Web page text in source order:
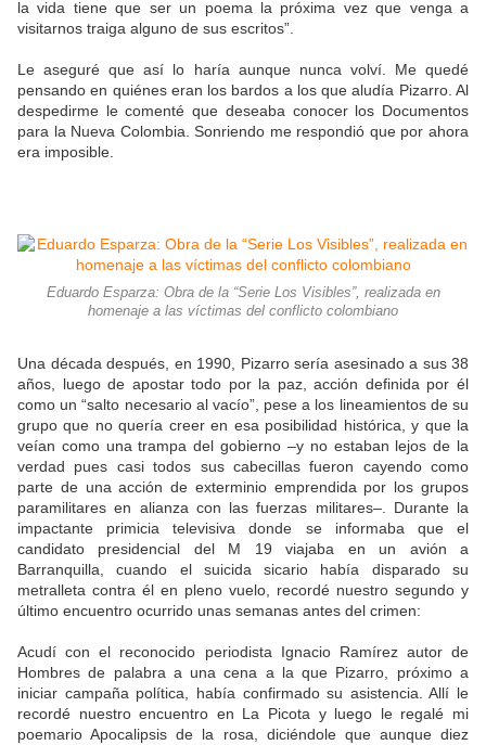
la vida tiene que ser un poema la próxima vez que venga a
visitarnos traiga alguno de sus escritos”.
Le aseguré que así lo haría aunque nunca volví. Me quedé
pensando en quiénes eran los bardos a los que aludía Pizarro. Al
despedirme le comenté que deseaba conocer los Documentos
para la Nueva Colombia. Sonriendo me respondió que por ahora
era imposible.
Eduardo Esparza: Obra de la “Serie Los Visibles”, realizada en
homenaje a las víctimas del conflicto colombiano
Una década después, en 1990, Pizarro sería asesinado a sus 38
años, luego de apostar todo por la paz, acción definida por él
como un “salto necesario al vacío”, pese a los lineamientos de su
grupo que no quería creer en esa posibilidad histórica, y que la
veían como una trampa del gobierno –y no estaban lejos de la
verdad pues casi todos sus cabecillas fueron cayendo como
parte de una acción de exterminio emprendida por los grupos
paramilitares en alianza con las fuerzas militares–. Durante la
impactante primicia televisiva donde se informaba que el
candidato presidencial del M 19 viajaba en un avión a
Barranquilla, cuando el suicida sicario había disparado su
metralleta contra él en pleno vuelo, recordé nuestro segundo y
último encuentro ocurrido unas semanas antes del crimen:
Acudí con el reconocido periodista Ignacio Ramírez autor de
Hombres de palabra a una cena a la que Pizarro, próximo a
iniciar campaña política, había confirmado su asistencia. Allí le
recordé nuestro encuentro en La Picota y luego le regalé mi
poemario Apocalipsis de la rosa, diciéndole que aunque diez